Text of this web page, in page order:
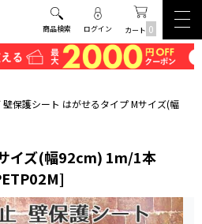
商品検索 ログイン カート 0
保護シート はがせるタイプ Mサイズ(幅
イズ(幅92cm) 1m/1本